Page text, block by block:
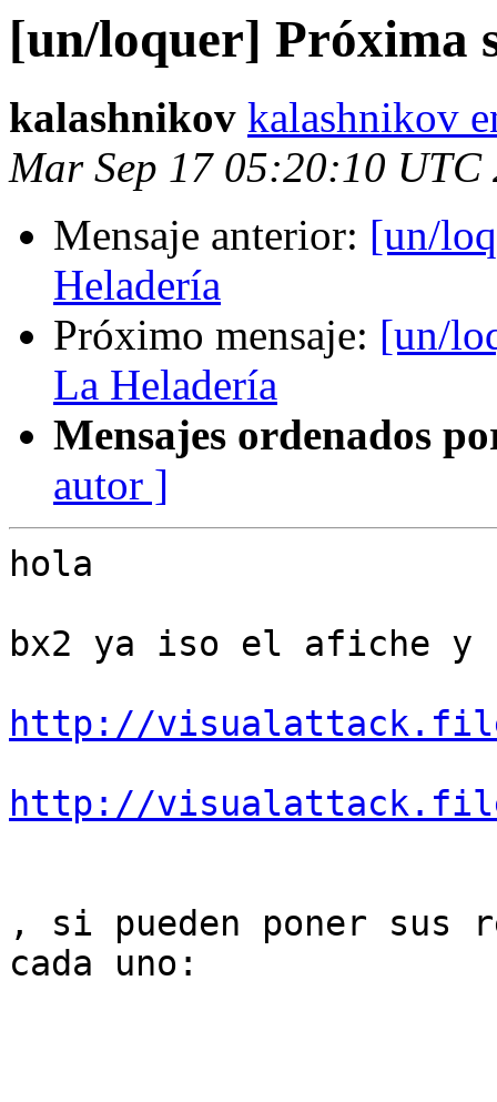
[un/loquer] Próxima
kalashnikov kalashnikov
Mar Sep 17 05:20:10 UTC
Mensaje anterior: [un/
Heladería
Próximo mensaje: [un/
La Heladería
Mensajes ordenados
autor ]
hola
bx2 ya iso el afiche y
http://
http://
, si pueden poner sus
cada uno: